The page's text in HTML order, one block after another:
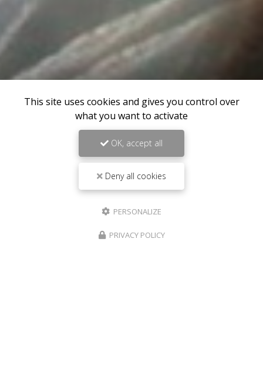
This site uses cookies and gives you control over
what you want to activate
OK, accept all
Deny all cookies
PERSONALIZE
PRIVACY POLICY